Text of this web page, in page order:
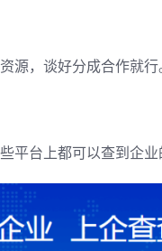
源，谈好分成合作就行
平台上都可以查到企